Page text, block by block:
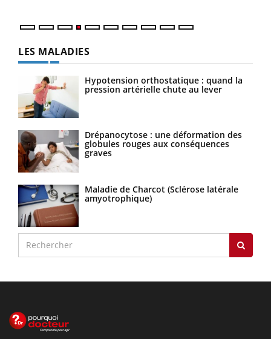
LES MALADIES
Hypotension orthostatique : quand la
pression artérielle chute au lever
Drépanocytose : une déformation des
globules rouges aux conséquences
graves
Maladie de Charcot (Sclérose latérale
amyotrophique)